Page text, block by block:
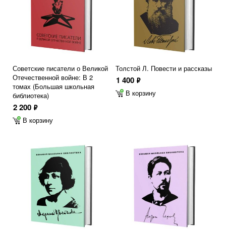
Советские писатели о Великой
Отечественной войне: В 2
томах (Большая школьная
библиотека)
2 200 ф
В корзину
Толстой Л. Повести и рассказы
1 400 ф
В корзину